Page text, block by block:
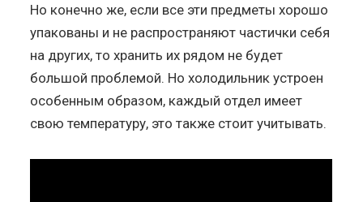
Но конечно же, если все эти предметы хорошо
упакованы и не распространяют частички себя
на других, то хранить их рядом не будет
большой проблемой. Но холодильник устроен
особенным образом, каждый отдел имеет
свою температуру, это также стоит учитывать.